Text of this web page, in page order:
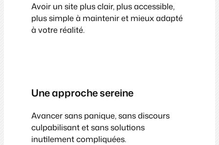
Avoir un site plus clair, plus accessible,
plus simple à maintenir et mieux adapté
à votre réalité.
Une approche sereine
Avancer sans panique, sans discours
culpabilisant et sans solutions
inutilement compliquées.